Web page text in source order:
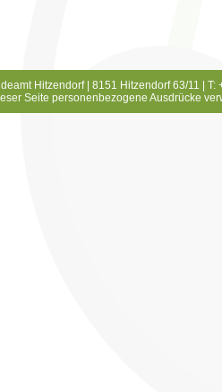
Hitzendorf | 8151 Hitzendorf 63/11 |
Seite personenbezogene Ausdrücke